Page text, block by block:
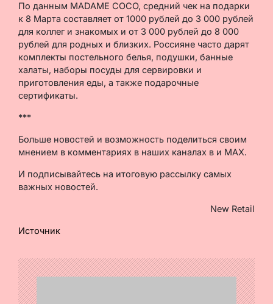
По данным MADAME COCO, средний чек на подарки
к 8 Марта составляет от 1000 рублей до 3 000 рублей
для коллег и знакомых и от 3 000 рублей до 8 000
рублей для родных и близких. Россияне часто дарят
комплекты постельного белья, подушки, банные
халаты, наборы посуды для сервировки и
приготовления еды, а также подарочные
сертификаты.
***
Больше новостей и возможность поделиться своим
мнением в комментариях в наших каналах в и MAX.
И подписывайтесь на итоговую рассылку самых
важных новостей.
New Retail
Источник